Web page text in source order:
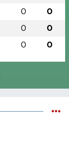
0 0
0 0
0 0